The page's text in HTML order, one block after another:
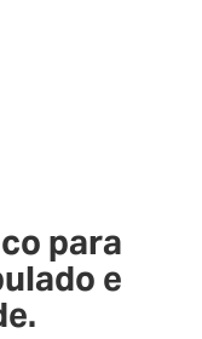
para
e